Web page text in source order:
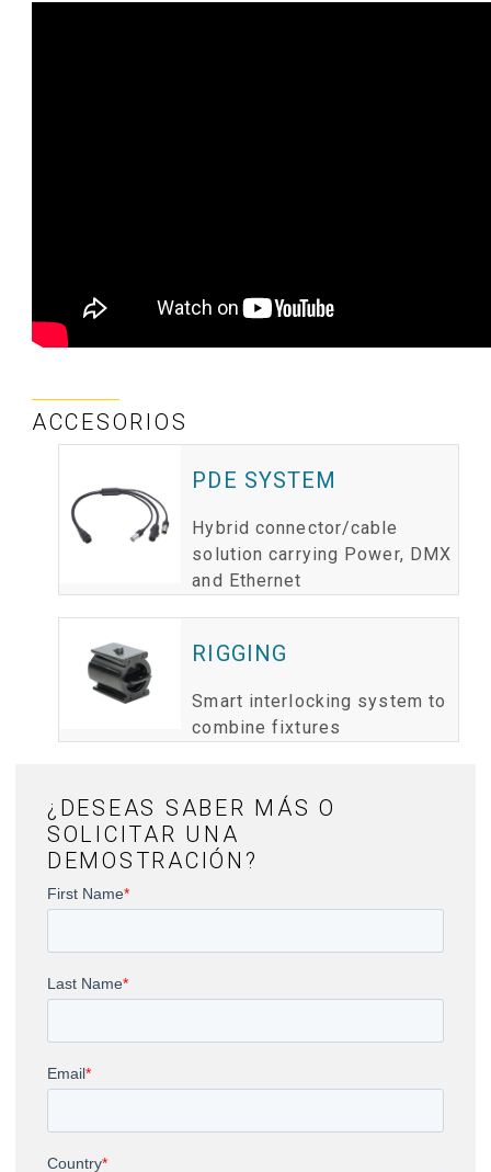
ACCESORIOS
PDE SYSTEM
Hybrid connector/cable
solution carrying Power, DMX
and Ethernet
RIGGING
Smart interlocking system to
combine fixtures
¿DESEAS SABER MÁS O
SOLICITAR UNA
DEMOSTRACIÓN?